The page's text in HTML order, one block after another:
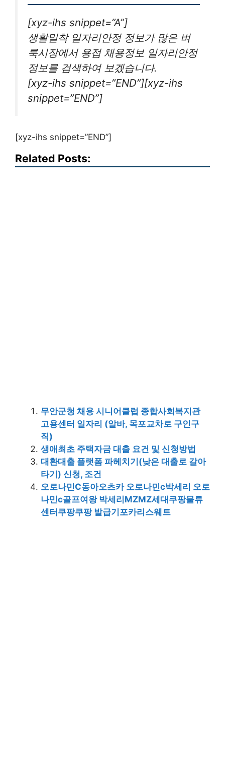
[xyz-ihs snippet=”A”]
생활밀착 일자리안정 정보가 많은 벼
룩시장에서 용접 채용정보 일자리안정
정보를 검색하여 보겠습니다.
[xyz-ihs snippet=”END”][xyz-ihs
snippet=”END”]
[xyz-ihs snippet=”END”]
Related Posts:
무안군청 채용 시니어클럽 종합사회복지관
고용센터 일자리 (알바, 목포교차로 구인구
직)
생애최초 주택자금 대출 요건 및 신청방법
대환대출 플랫폼 파헤치기(낮은 대출로 갈아
타기) 신청, 조건
오로나민C동아오츠카 오로나민c박세리 오로
나민c골프여왕 박세리MZMZ세대쿠팡물류
센터쿠팡쿠팡 발급기포카리스웨트